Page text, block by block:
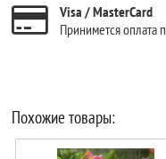
Visa / MasterCard
Принимется оплата
Похожие товары: